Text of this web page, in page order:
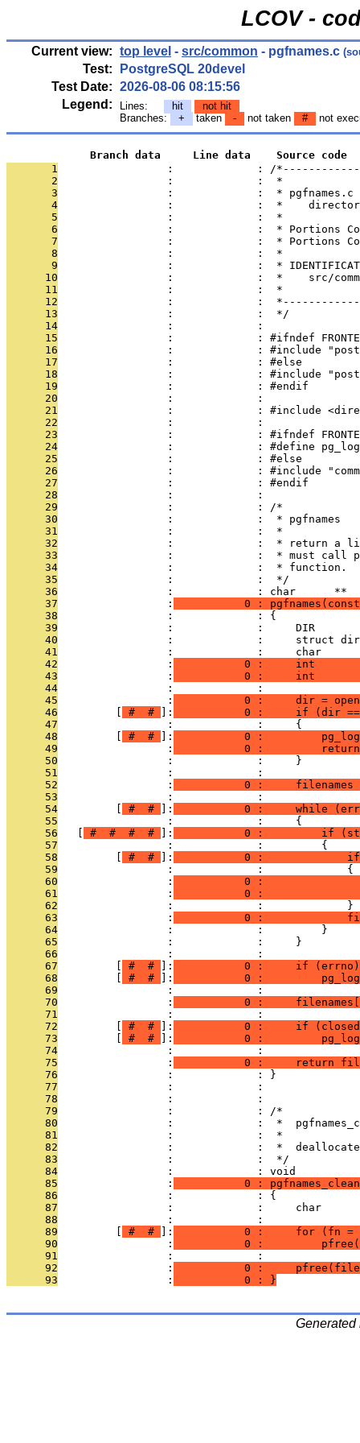
LCOV -
Current view: top level - src/common - pgfnames.c
Test:
PostgreSQL 20devel
Test Date: 2026-08-06 08:15:56
Legend:
Lines: hit
not hit
Branches:
+ taken - not taken # not
             Branch data     Line data    Source code
       1
:             : /
       2
                 :             :  *
       3
                 :             :  * pgfnames.c
       4
:             :  *
       5
                 :             :  *
       6
:             :  * Portions
       7
:             :  * Portions
       8
                 :             :  *
       9
:             :  *
      10
:             :  *    src/
      11
                 :             :  *
      12
:             :
      13
                 :             :  */
      14
                 :             :
      15
:             : #ifndef
      16
:             : #include
      17
                 :             : #else
      18
:             : #include
      19
                 :             : #endif
      20
                 :             :
      21
:             : #include
      22
                 :             :
      23
:             : #ifndef
      24
:             : #define
      25
                 :             : #else
      26
:             : #include
      27
                 :             : #endif
      28
                 :             :
      29
                 :             : /*
      30
                 :             :  * pgfnames
      31
                 :             :  *
      32
:             :  * return a
      33
:             :  * must call
      34
                 :             :  * function.
      35
                 :             :  */
      36
                 :             : char      **
      37
                 :
0 :
      38
                 :             : {
      39
:             :     DIR
      40
:             :     struct
      41
:             :     char
      42
                 :
0 :     int
      43
                 :
0 :     int
      44
                 :             :
      45
                 :
0 :     dir =
      46
# # ]:
0 :     if (dir
      47
                 :             :     {
      48
# # ]:
0 :
      49
                 :
0 :
      50
                 :             :     }
      51
                 :             :
      52
                 :
0 :     filenames
      53
                 :             :
      54
# # ]:
0 :     while
      55
                 :             :     {
      56
# # # # ]:
0 :         if
      57
                 :             :         {
      58
# # ]:
0 :
      59
                 :             :             {
      60
                 :
0 :
      61
                 :
0 :
      62
                 :             :             }
      63
                 :
0 :
      64
                 :             :         }
      65
                 :             :     }
      66
                 :             :
      67
# # ]:
           0 :     if (errno)
      68
# # ]:
0 :
      69
                 :             :
      70
                 :
0 :
      71
                 :             :
      72
# # ]:
0 :     if
      73
# # ]:
0 :
      74
                 :             :
      75
                 :
0 :     return
      76
                 :             : }
      77
                 :             :
      78
                 :             :
      79
                 :             : /*
      80
:             :  *
      81
                 :             :  *
      82
:             :  *
      83
                 :             :  */
      84
                 :             : void
      85
                 :
0 :
      86
                 :             : {
      87
:             :     char
      88
                 :             :
      89
# # ]:
0 :     for (fn =
      90
                 :
0 :
      91
                 :             :
      92
                 :
0 :
      93
                 :
           0 : }